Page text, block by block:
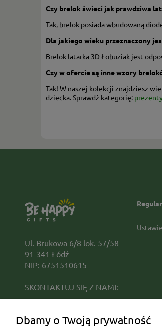
Czy brelok świeci jak prawdziwa
Tak, brelok posiada wbudowaną
Dla jakiego wieku przeznaczony
Brelok latarka 3D Łobuziak jest
Czy w ofercie są inne wzory
Tak! W naszej kolekcji znajdziesz
dziecka. Sprawdź kategorię:
Ul. Brukowa 6/8 lok. 57/58
91-341 Łódź
NIP: 6751510615
SKONTAKTUJ SIĘ Z NAMI:
+48 690 172 872
Dbamy o Twoją prywatność